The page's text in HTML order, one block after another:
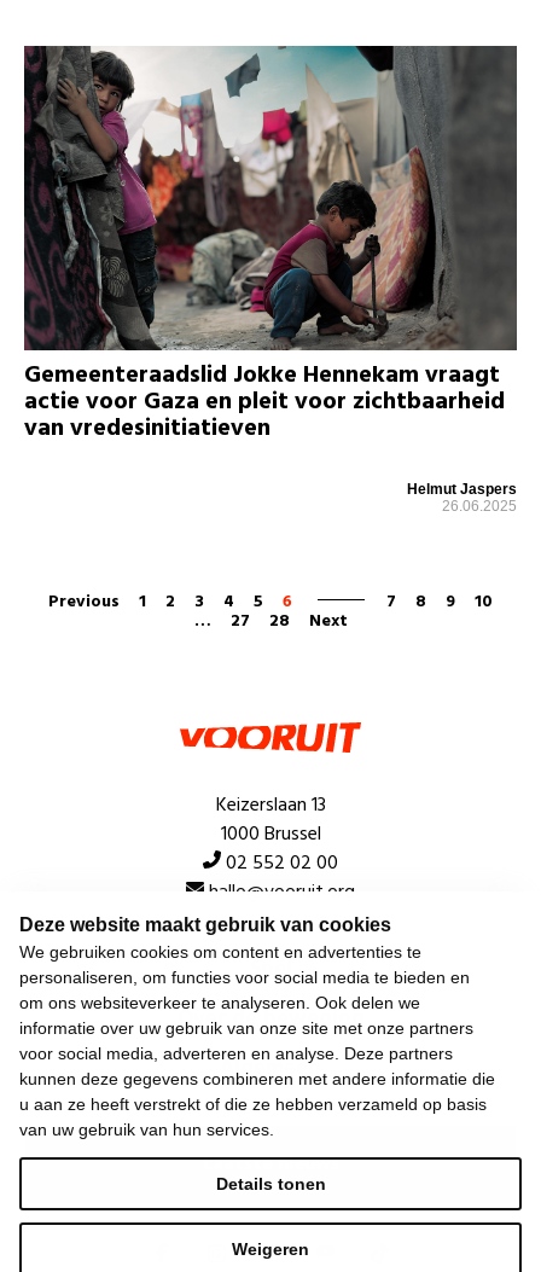
Deze website maakt gebruik van cookies
We gebruiken cookies om content en advertenties te
personaliseren, om functies voor social media te bieden en
om ons websiteverkeer te analyseren. Ook delen we
informatie over uw gebruik van onze site met onze partners
voor social media, adverteren en analyse. Deze partners
kunnen deze gegevens combineren met andere informatie die
u aan ze heeft verstrekt of die ze hebben verzameld op basis
van uw gebruik van hun services.
Weigeren
Details tonen
Gemeenteraadslid Jokke Hennekam vraagt
actie voor Gaza en pleit voor zichtbaarheid
van vredesinitiatieven
Helmut Jaspers
26.06.2025
Previous 1 2 3 4 5 6 7 8 9 10
… 27 28 Next
Keizerslaan 13
1000 Brussel
02 552 02 00
hallo@vooruit.org
Snel
Over de beweging
Algemeen
Laatste nieuws